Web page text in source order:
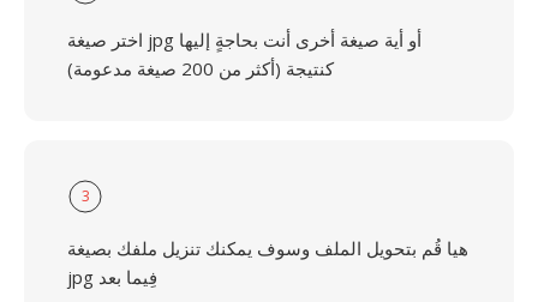
اختر صيغة jpg أو أية صيغة أخرى أنت بحاجةٍ إليها
كنتيجة (أكثر من 200 صيغة مدعومة)
3
هيا قُم بتحويل الملف وسوف يمكنك تنزيل ملفك بصيغة
jpg فِيما بعد